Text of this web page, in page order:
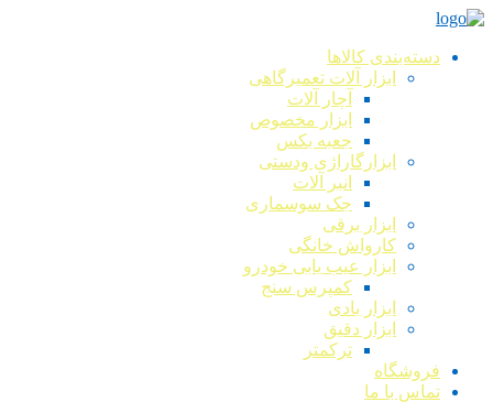
دسته‌بندی کالاها
ابزار آلات تعمیرگاهی
آچار آلات
ابزار مخصوص
جعبه بکس
ابزارگاراژی ودستی
انبر آلات
جک سوسماری
ابزار برقی
کارواش خانگی
ابزار عیب یابی خودرو
کمپرس سنج
ابزار بادی
ابزار دقیق
ترکمتر
فروشگاه
تماس با ما